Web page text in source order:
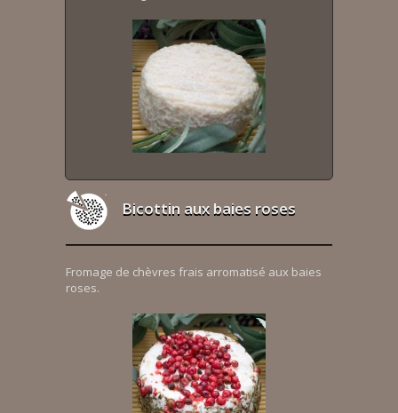
Bicottin aux baies roses
Fromage de chèvres frais arromatisé aux baies
roses.